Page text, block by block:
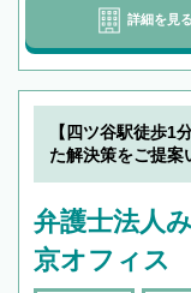
詳細を見る
【四ツ谷駅徒歩1
た解決策をご提案
弁護士法人
京オフィス